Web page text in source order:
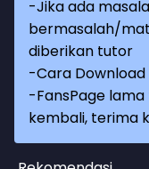
-Jika ada
bermasalah/
diberikan tutor
-Cara Download
-FansPage
kembali, terima